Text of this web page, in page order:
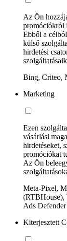
Az Ön
promóciókról
Ebből a
külső
hirdetési
Bing, Criteo,
Marketing
Ezen
vásárlási
hirdetéseket,
promóciókat
Az Ön
Meta-Pixel,
(RTBHouse),
Ads Defender
Kiterjesztett